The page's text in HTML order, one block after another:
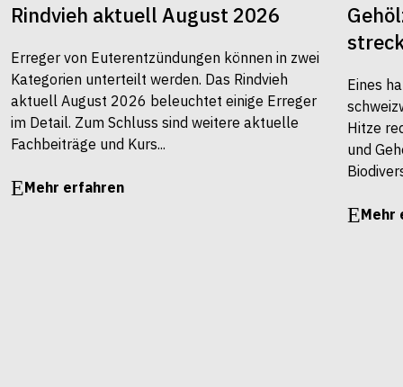
Rindvieh aktuell August 2026
Erreger von Euterentzündungen können in zwei
Kategorien unterteilt werden. Das Rindvieh
aktuell August 2026 beleuchtet einige Erreger
im Detail. Zum Schluss sind weitere aktuelle
Fachbeiträge und Kurs...
Mehr erfahren
Eines
Hitze
und
Mehr